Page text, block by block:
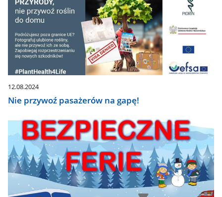
12.08.2024
Nie przywoź pasażerów na gapę!